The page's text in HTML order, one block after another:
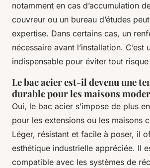
notamment en cas d’accumulation
couvreur ou un bureau d’études
expertise. Dans certains cas, un
nécessaire avant l’installation. C’est
indispensable pour éviter tout
Le bac acier est-il devenu une
durable pour les maisons
Oui, le bac acier s’impose de plus
pour les extensions ou les maisons
Léger, résistant et facile à poser, il
esthétique industrielle appréciée. Il
compatible avec les systèmes de